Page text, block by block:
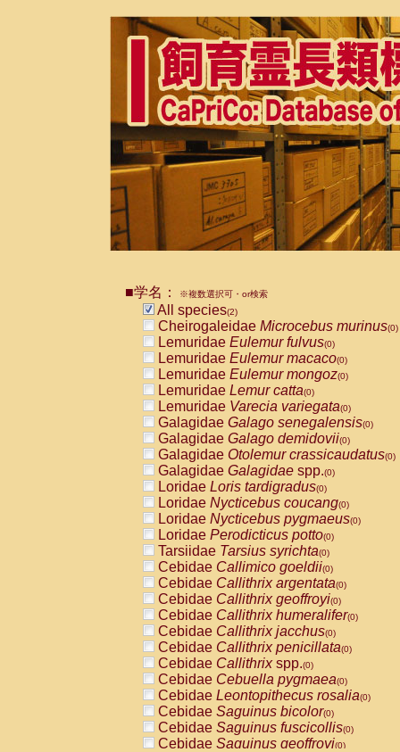
■学名： ※複数選択可・or検索
All species(2)
Cheirogaleidae Microcebus murinus(0)
Lemuridae Eulemur fulvus(0)
Lemuridae Eulemur macaco(0)
Lemuridae Eulemur mongoz(0)
Lemuridae Lemur catta(0)
Lemuridae Varecia variegata(0)
Galagidae Galago senegalensis(0)
Galagidae Galago demidovii(0)
Galagidae Otolemur crassicaudatus(0)
Galagidae Galagidae spp.(0)
Loridae Loris tardigradus(0)
Loridae Nycticebus coucang(0)
Loridae Nycticebus pygmaeus(0)
Loridae Perodicticus potto(0)
Tarsiidae Tarsius syrichta(0)
Cebidae Callimico goeldii(0)
Cebidae Callithrix argentata(0)
Cebidae Callithrix geoffroyi(0)
Cebidae Callithrix humeralifer(0)
Cebidae Callithrix jacchus(0)
Cebidae Callithrix penicillata(0)
Cebidae Callithrixspp.(0)
Cebidae Cebuella pygmaea(0)
Cebidae Leontopithecus rosalia(0)
Cebidae Saguinus bicolor(0)
Cebidae Saguinus fuscicollis(0)
Cebidae Saguinus geoffroyi(0)